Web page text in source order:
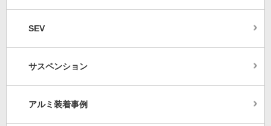
SEV
サスペンション
アルミ装着事例